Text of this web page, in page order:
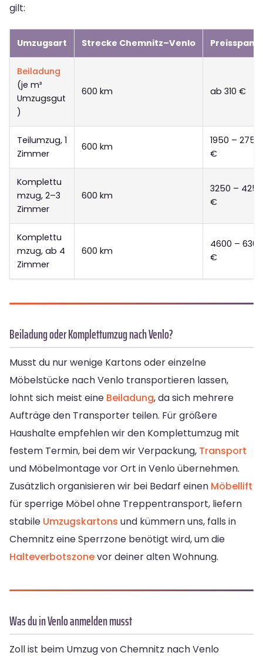
gilt:
Umzugsart Strecke Chemnitz–Venlo
Beiladung
(je m³
Umzugsgut
)
600 km ab 310 €
Teilumzug, 1
Zimmer
600 km
1950 – 2750
€
Komplettu
mzug, 2–3
Zimmer
600 km
3250 – 4250
€
Komplettu
mzug, ab 4
Zimmer
600 km
4600 – 6300
€
Beiladung oder Komplettumzug nach Venlo?
Musst du nur wenige Kartons oder einzelne
Möbelstücke nach Venlo transportieren lassen,
lohnt sich meist eine Beiladung, da sich mehrere
Aufträge den Transporter teilen. Für größere
Haushalte empfehlen wir den Komplettumzug mit
festem Termin, bei dem wir Verpackung, Transport
und Möbelmontage vor Ort in Venlo übernehmen.
Zusätzlich organisieren wir bei Bedarf einen Möbellift
für sperrige Möbel ohne Treppentransport, liefern
stabile Umzugskartons und kümmern uns, falls in
Chemnitz eine Sperrzone benötigt wird, um die
Halteverbotszonevor deiner alten Wohnung.
Was du in Venlo anmelden musst
Zoll ist beim Umzug von Chemnitz nach Venlo